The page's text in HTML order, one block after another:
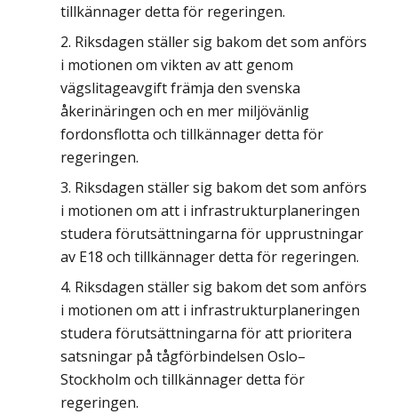
tillkännager detta för regeringen.
Riksdagen ställer sig bakom det som anförs
i motionen om vikten av att genom
vägslitageavgift främja den svenska
åkerinäringen och en mer miljövänlig
fordonsflotta och tillkännager detta för
regeringen.
Riksdagen ställer sig bakom det som anförs
i motionen om att i infrastrukturplaneringen
studera förutsättningarna för upprustningar
av E18 och tillkännager detta för regeringen.
Riksdagen ställer sig bakom det som anförs
i motionen om att i infrastrukturplaneringen
studera förutsättningarna för att prioritera
satsningar på tågförbindelsen Oslo–
Stockholm och tillkännager detta för
regeringen.